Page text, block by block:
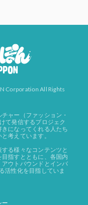
Corporation All Rights
ャー（ファッション・
て発信するプロジェク
になってくれる人たち
考えています。
る様々なコンテンツと
指すとともに、各国内
ウトバウンドとインバ
活性化を目指していま
ー